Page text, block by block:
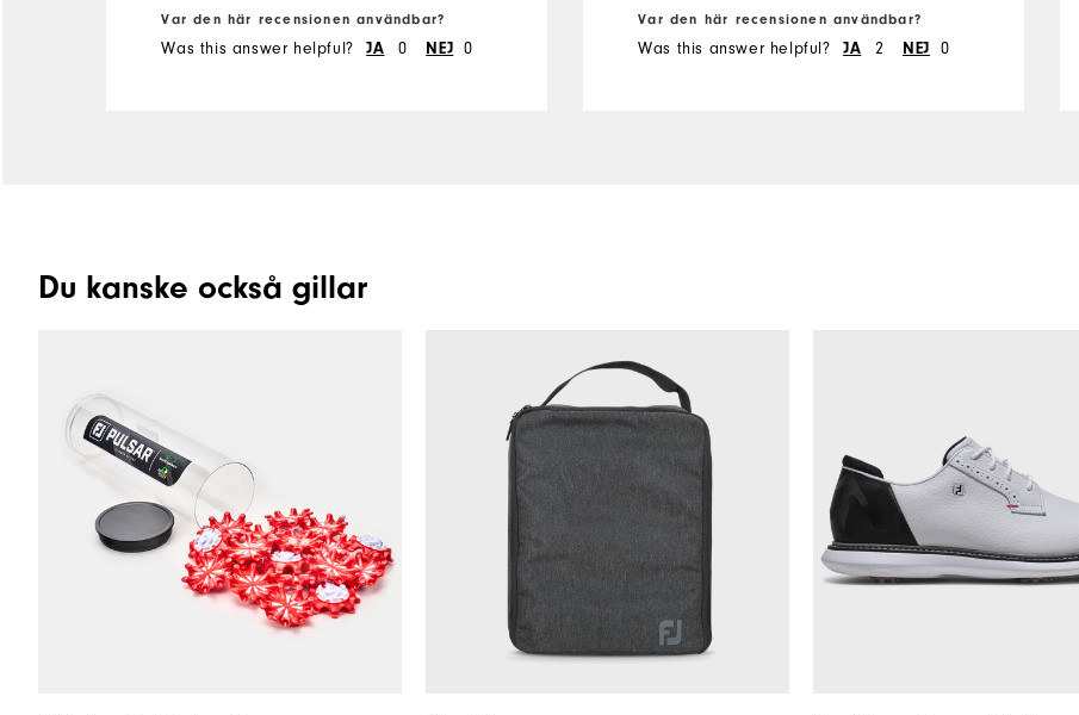
Var den här recensionen användbar?
Was this answer helpful? JA 0 NEJ 0
Var den här recensionen användbar?
Was this answer helpful? JA 2 NEJ 0
Du kanske också gillar